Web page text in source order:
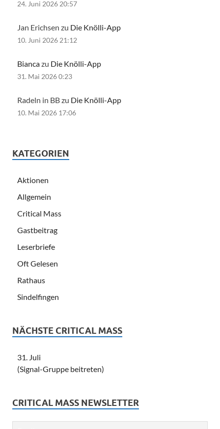
24. Juni 2026 20:57
Jan Erichsen zu Die Knölli-App
10. Juni 2026 21:12
Biancazu Die Knölli-App
31. Mai 2026 0:23
Radeln in BB zu Die Knölli-App
10. Mai 2026 17:06
KATEGORIEN
Aktionen
Allgemein
Critical Mass
Gastbeitrag
Leserbriefe
Oft Gelesen
Rathaus
Sindelfingen
NÄCHSTE CRITICAL MASS
31. Juli
(Signal-Gruppe beitreten)
CRITICAL MASS NEWSLETTER